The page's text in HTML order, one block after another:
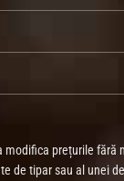
modifica prețurile fără
de tipar sau al unei